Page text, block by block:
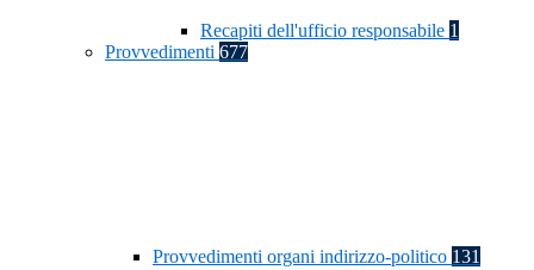
Recapiti dell'ufficio responsabile 1
Provvedimenti 677
Provvedimenti organi indirizzo-politico 131